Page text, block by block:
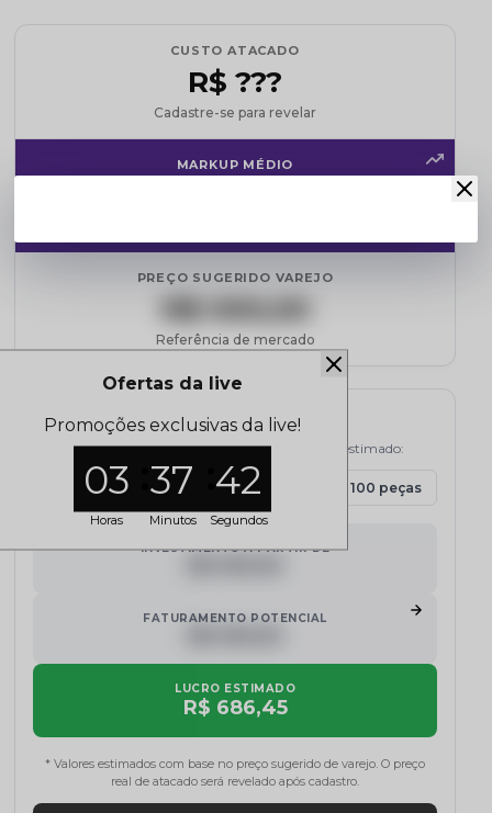
CUSTO ATACADO
R$ ???
Cadastre-se para revelar
MARKUP MÉDIO
PREÇO SUGERIDO VAREJO
Referência de mercado
Simulador de Lucro
Selecione a quantidade e veja o potencial de lucro estimado:
15 peças 30 peças 50 peças 100 peças
INVESTIMENTO A PARTIR DE
FATURAMENTO POTENCIAL
LUCRO ESTIMADO
R$ 686,45
* Valores estimados com base no preço sugerido de varejo. O preço
real de atacado será revelado após cadastro.
Ofertas da live
Promoções exclusivas da live!
03
Horas
37
Minutos
42
Segundos